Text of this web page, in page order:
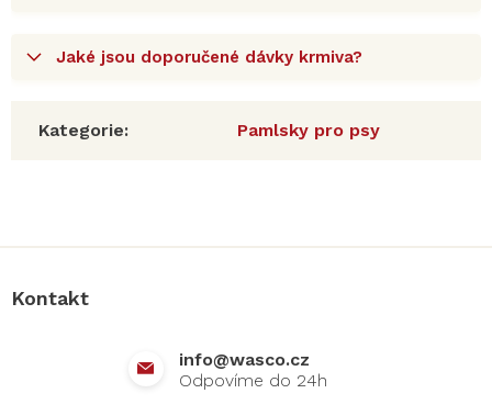
Jaké jsou doporučené dávky krmiva?
Kategorie: Pamlsky pro psy
Kontakt
info@wasco.cz